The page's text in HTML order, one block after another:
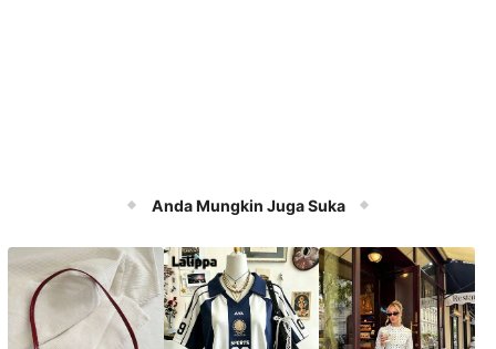
Anda Mungkin Juga Suka